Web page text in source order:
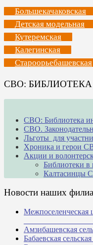
Большекачаковская
Детская модельная
Кутеремская
Калегинская
Староорьебашевская
СВО:
СВО: Библиотека
СВО.
Льготы для
Хроника и герои
Акции и
Библиотеки
Калтасинцы
Новости наших
Межпоселенческая
Амзибашевская
Бабаевская